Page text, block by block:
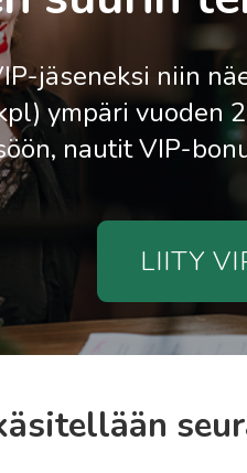
jäseneksi niin
ympäri vuoden
nautit VIP-
LIITY